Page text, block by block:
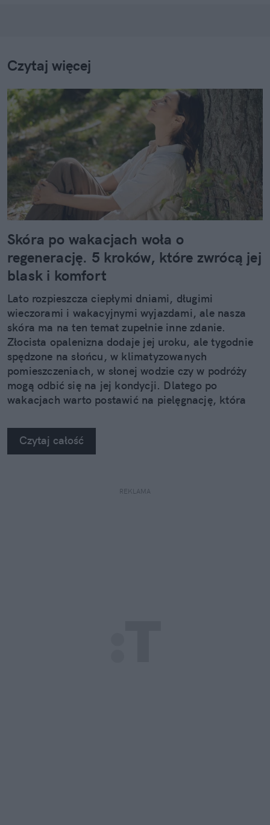
Czytaj więcej
Skóra po wakacjach woła o
regenerację. 5 kroków, które zwrócą jej
blask i komfort
Lato rozpieszcza ciepłymi dniami, długimi
wieczorami i wakacyjnymi wyjazdami, ale nasza
skóra ma na ten temat zupełnie inne zdanie.
Złocista opalenizna dodaje jej uroku, ale tygodnie
spędzone na słońcu, w klimatyzowanych
pomieszczeniach, w słonej wodzie czy w podróży
mogą odbić się na jej kondycji. Dlatego po
wakacjach warto postawić na pielęgnację, która
jak pięć kosmetyków z linii Neuro Adapt marki
Clochee może pomóc skórze odzyskać równowagę.
Czytaj całość
REKLAMA